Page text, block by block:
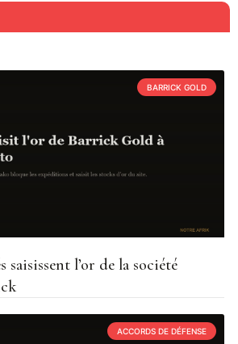
BARRICK GOLD
saisissent l’or de la société
ACCORDS DE DÉFENSE